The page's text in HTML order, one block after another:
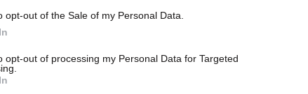
opt-out of the Sale of my Personal Data.
opt-out of processing my Personal Data for Targeted
και στην Ελλάδα, καθώς η μετάδοση από
με ποσοστό που αναφέρεται στο 86,5%.
μια μεμονωμένη διάκριση. Αντίθετα,
της πιο δυνατής περιόδου της Ελλάδας στη